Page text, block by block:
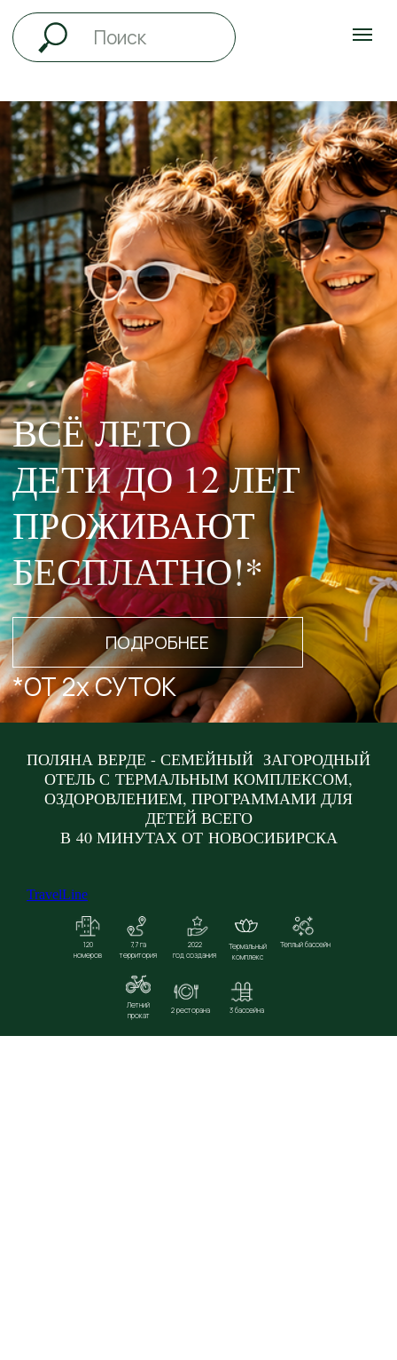
ВСЁ ЛЕТО
ДЕТИ ДО 12 ЛЕТ
ПРОЖИВАЮТ
БЕСПЛАТНО!*
*ОТ 2х СУТОК
ПОДРОБНЕЕ
ПОЛЯНА ВЕРДЕ - СЕМЕЙНЫЙ ЗАГОРОДНЫЙ
ОТЕЛЬ С ТЕРМАЛЬНЫМ КОМПЛЕКСОМ,
ОЗДОРОВЛЕНИЕМ, ПРОГРАММАМИ ДЛЯ
ДЕТЕЙ ВСЕГО
В 40 МИНУТАХ ОТ НОВОСИБИРСКА
TravelLine
2022
год создания
2 ресторана
7,7 га
территория
3 бассейна
Теплый бассейн
Летний
прокат
Термальный
комплекс
120
номеров